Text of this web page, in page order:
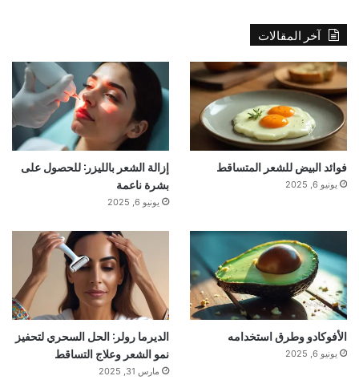
آخر المقالات
فوائد البيض للشعر المتساقط
يونيو 6, 2025
إزالة الشعر بالليزر: للحصول على
بشرة ناعمة
يونيو 6, 2025
الأفوكادو وطرق استخدامه
يونيو 6, 2025
الديرما رولر: الحل السحري لتحفيز
نمو الشعر وعلاج التساقط
مارس 31, 2025